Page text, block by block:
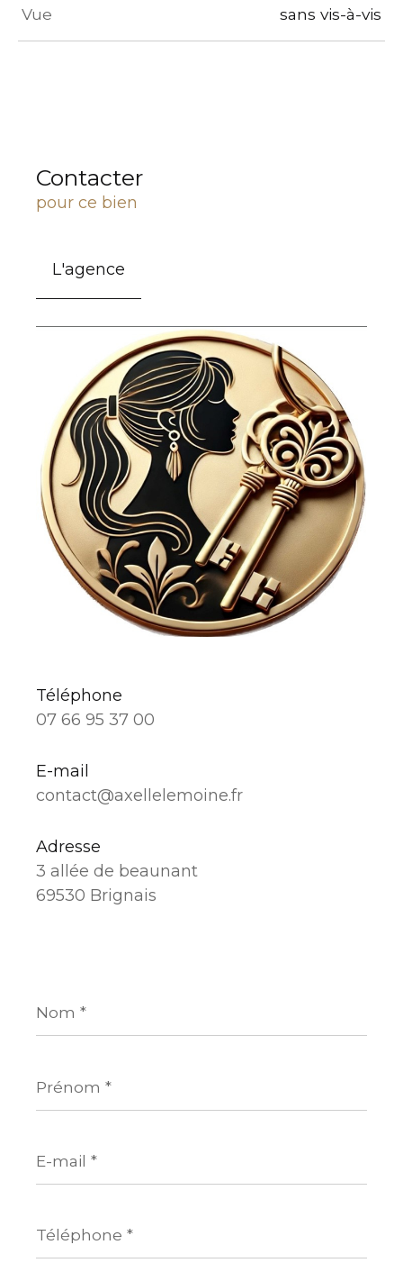
Vue sans vis-à-vis
Contacter
pour ce bien
L'agence
Téléphone
07 66 95 37 00
E-mail
contact@axellelemoine.fr
Adresse
3 allée de beaunant
69530 Brignais
*
*
mail
*
*